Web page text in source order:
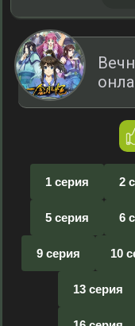
1 серия 2
5 серия 6
9 серия 10
13 серия